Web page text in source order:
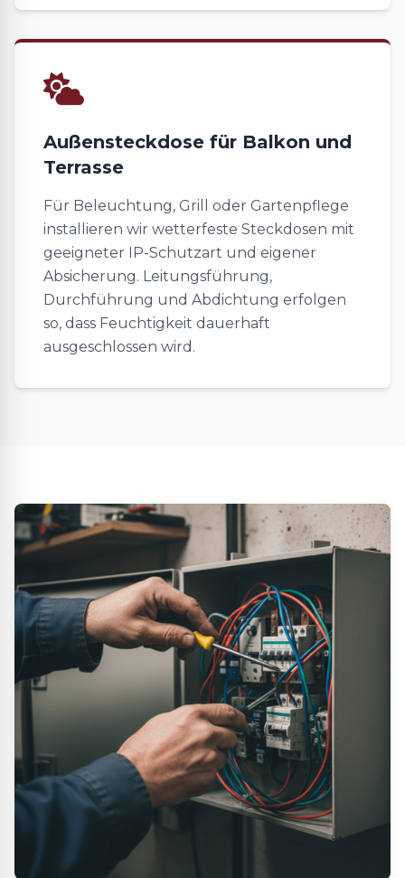
Außensteckdose für Balkon und
Terrasse
Für Beleuchtung, Grill oder Gartenpflege
installieren wir wetterfeste Steckdosen mit
geeigneter IP-Schutzart und eigener
Absicherung. Leitungsführung,
Durchführung und Abdichtung erfolgen
so, dass Feuchtigkeit dauerhaft
ausgeschlossen wird.